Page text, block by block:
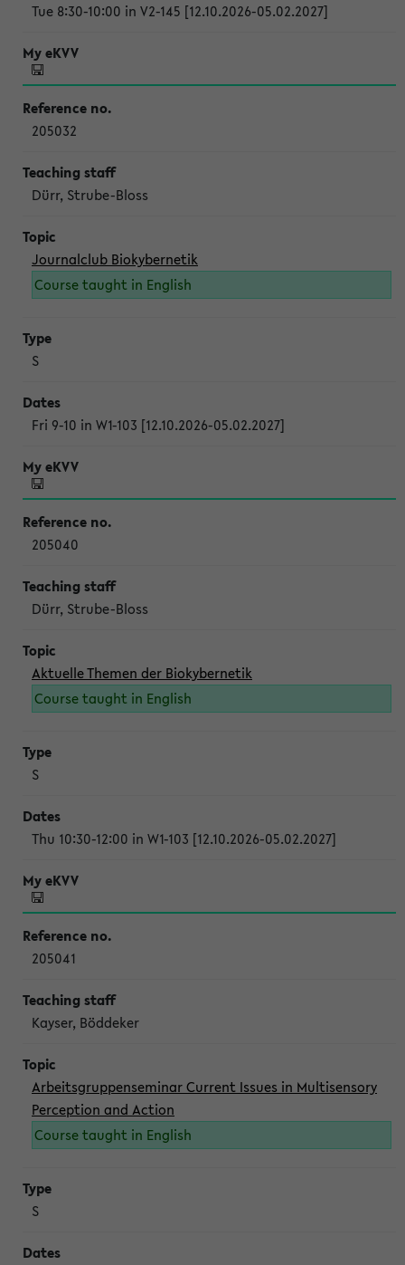
Tue 8:30-10:00 in V2-145 [12.10.2026-05.02.2027]
205032
Dürr, Strube-Bloss
Journalclub Biokybernetik
Course taught in English
S
Fri 9-10 in W1-103 [12.10.2026-05.02.2027]
205040
Dürr, Strube-Bloss
Aktuelle Themen der Biokybernetik
Course taught in English
S
Thu 10:30-12:00 in W1-103 [12.10.2026-05.02.2027]
205041
Kayser, Böddeker
Arbeitsgruppenseminar Current Issues in Multisensory
Perception and Action
Course taught in English
S